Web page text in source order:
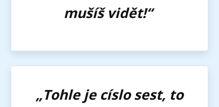
mušíš vidět!“
„Tohle je císlo sest, to